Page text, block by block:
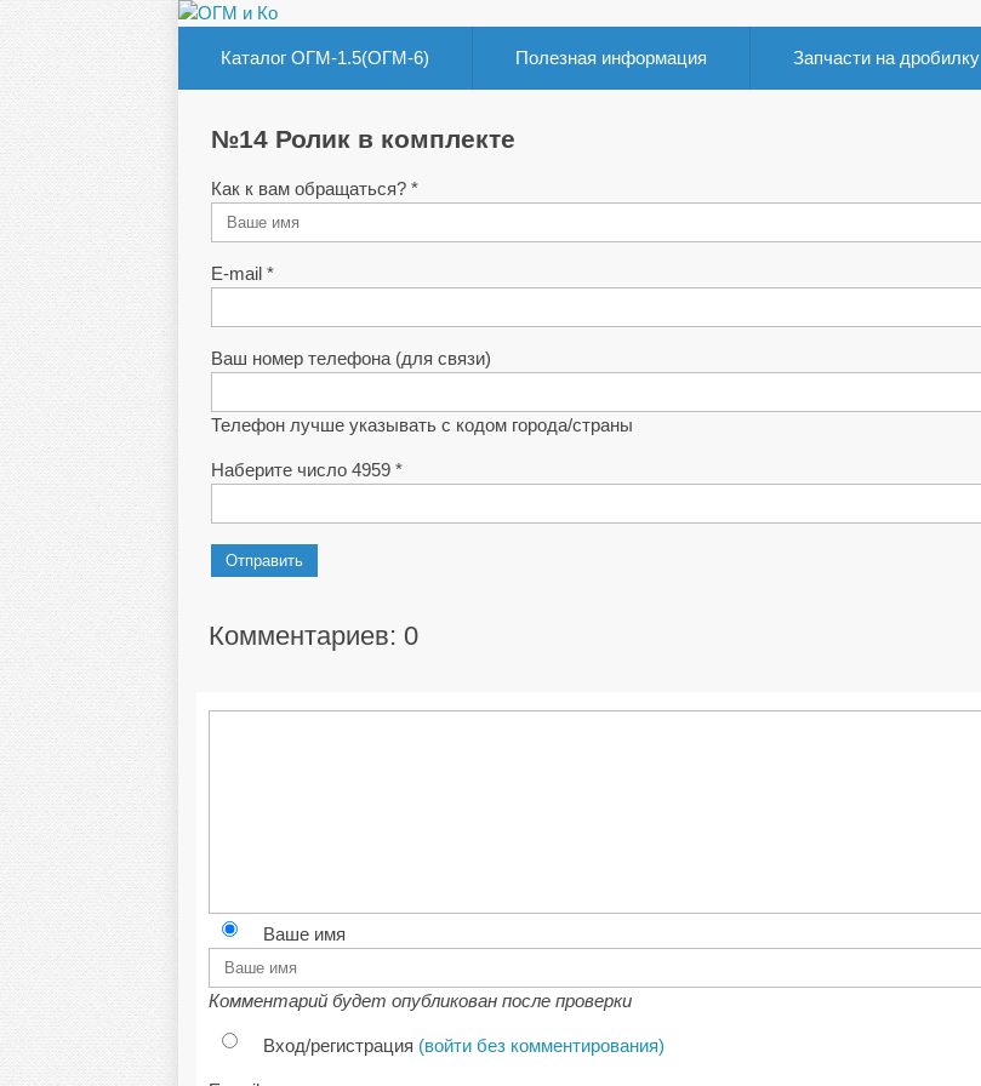
Каталог ОГМ-1.5(ОГМ-6) Полезная информация Запчасти на дробилку
№14 Ролик в комплекте
Как к вам обращаться? *
E-mail *
Ваш номер телефона (для связи)
Телефон лучше указывать с кодом города/страны
Наберите число 4959 *
Отправить
Комментариев: 0
Ваше имя
Комментарий будет опубликован после проверки
Вход/регистрация (войти без комментирования)